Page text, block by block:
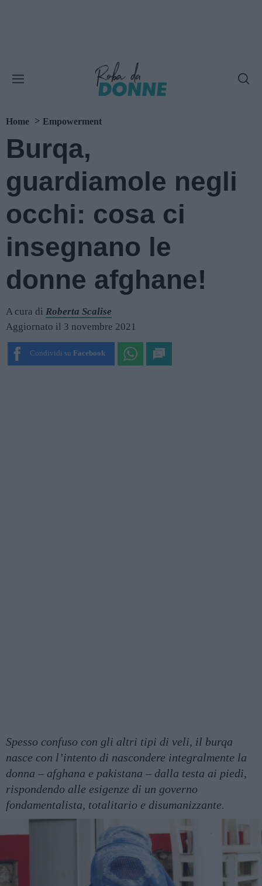
Home Empowerment
Burqa,
guardiamole negli
occhi: cosa ci
insegnano le
donne afghane!
A cura di Roberta Scalise
Aggiornato il 3 novembre 2021
Condividi su Facebook
Spesso confuso con gli altri tipi di veli, il burqa
nasce con l’intento di nascondere integralmente la
donna – afghana e pakistana – dalla testa ai piedi,
rispondendo alle esigenze di un governo
fondamentalista, totalitario e disumanizzante.